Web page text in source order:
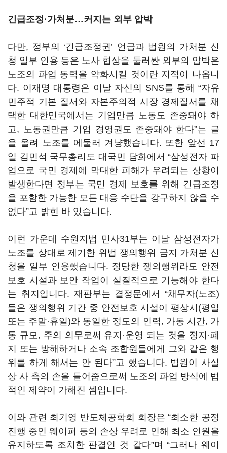
긴급조정·가처분…커지는 외부 압박
다만, 정부의 ‘긴급조정권 ’ 언급과 법원의 가처분 신
청 일부 인용 등은 노사 협상을 둘러싼 외부의 압박은
노조의 파업 동력을 약화시킬 것이란 지적이 나옵니
다. 이재명 대통령은 이날 자신의 SNS를 통해“자유
민주적 기본 질서와 자본주의적 시장 경제질서를 채
택한 대한민국에서는 기업만큼 노동도 존중돼야 하
고, 노동권만큼 기업 경영권도 존중돼야 한다”는 글
을 올려 노조를 에둘러 겨냥했습니다. 또한 앞선 17
일 김민석 국무총리도 대국민 담화에서“삼성전자 파
업으로 국민 경제에 막대한 피해가 우려되는 상황이
발생한다면 정부는 국민 경제 보호를 위해 긴급조정
을 포함한 가능한 모든 대응 수단을 강구하지 않을 수
없다”고 밝힌 바 있습니다.
이런 가운데 수원지법 민사31부는 이날 삼성전자가
노조를 상대로 제기한 위법 쟁의행위 금지 가처분 신
청을 일부 인용했습니다. 정당한 쟁의행위라도 안전
보호 시설과 보안 작업이 실질적으로 기능해야 한다
는 취지입니다. 재판부는 결정문에서 “채무자(노조)
들은 쟁의행위 기간 중 안전보호 시설이 평상시 (평일
또는 주말·휴일)와 동일한 정도의 인력, 가동 시간, 가
동 규모, 주의 의무로써 유지·운영 되는 것을 정지·폐
지 또는 방해하거나 소속 조합원들에게 그와 같은 행
위를 하게 해서는 안 된다”고 했습니다. 법원이 사실
상 사 측의 손을 들어줌으로써 노조의 파업 방식에 법
적인 제약이 가해진 셈입니다.
이와 관련 최기영 반도체공학회 회장은“최소한 공정
진행 중인 웨이퍼 등의 손상 우려로 인해 최소 인원을
유지하도록 조치한 판결인 것 같다”며“그러나웨이